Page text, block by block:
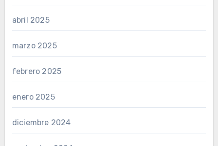
abril 2025
marzo 2025
febrero 2025
enero 2025
diciembre 2024